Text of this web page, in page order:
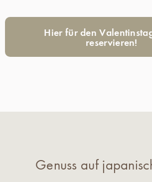
Hier für den
reservieren!
Genuss auf